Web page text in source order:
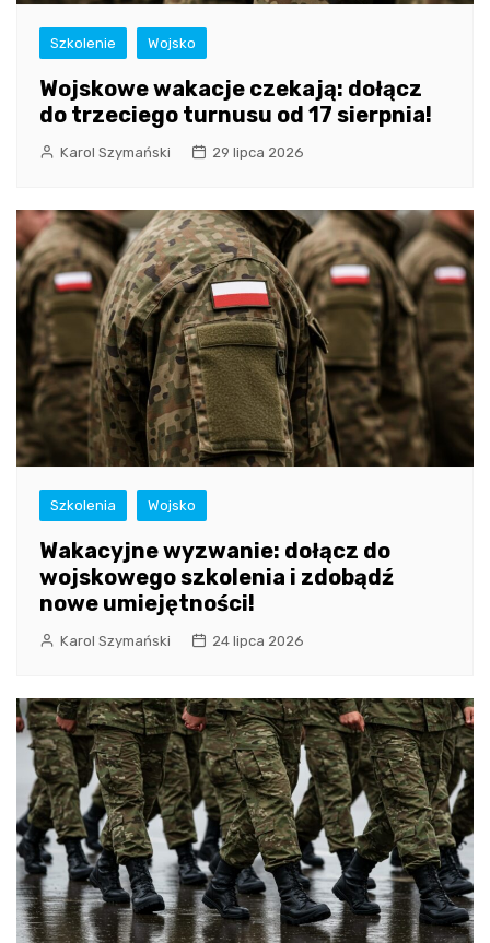
Szkolenie Wojsko
Wojskowe wakacje czekają: dołącz
do trzeciego turnusu od 17 sierpnia!
Karol Szymański 29 lipca 2026
Szkolenia Wojsko
Wakacyjne wyzwanie: dołącz do
wojskowego szkolenia i zdobądź
nowe umiejętności!
Karol Szymański 24 lipca 2026